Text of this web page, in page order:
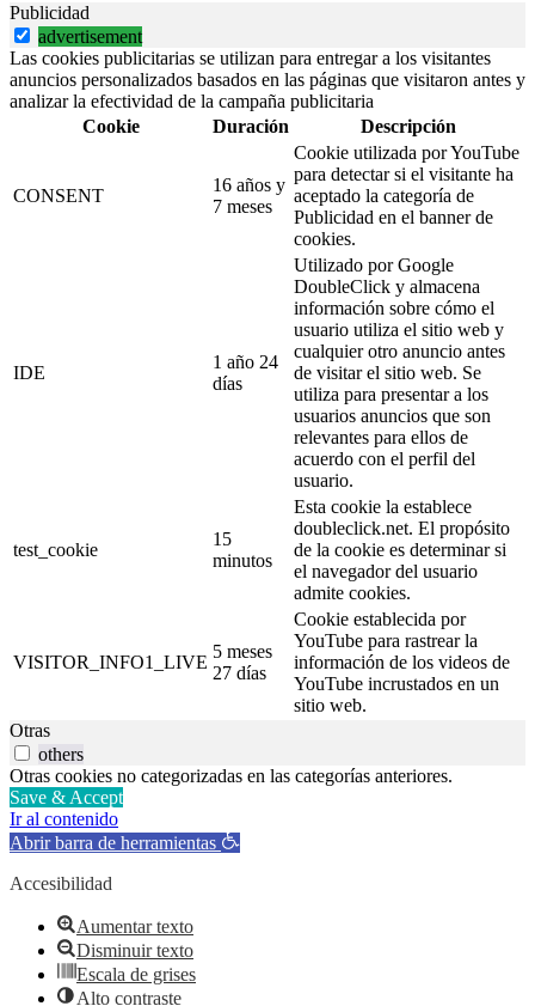
Publicidad
advertisement
Las cookies publicitarias se utilizan para entregar a los visitantes
anuncios personalizados basados en las páginas que visitaron antes y
analizar la efectividad de la campaña publicitaria
Cookie
Duración Descripción
CONSENT
16 años y
7 meses
Cookie utilizada por YouTube
para detectar si el visitante ha
aceptado la categoría de
Publicidad en el banner de
cookies.
IDE
1 año 24
días
Utilizado por Google
DoubleClick y almacena
información sobre cómo el
usuario utiliza el sitio web y
cualquier otro anuncio antes
de visitar el sitio web. Se
utiliza para presentar a los
usuarios anuncios que son
relevantes para ellos de
acuerdo con el perfil del
usuario.
test_cookie
15
minutos
Esta cookie la establece
doubleclick.net. El propósito
de la cookie es determinar si
el navegador del usuario
admite cookies.
VISITOR_INFO1_LIVE
5 meses
27 días
Cookie establecida por
YouTube para rastrear la
información de los videos de
YouTube incrustados en un
sitio web.
Otras
others
Otras cookies no categorizadas en las categorías anteriores.
Save & Accept
Ir al contenido
Abrir barra de herramientas
Accesibilidad
Aumentar texto
Disminuir texto
Escala de grises
Alto contraste